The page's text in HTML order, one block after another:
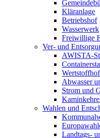
Kläranlage
Betriebshof
Wasserwerk
Freiwillige
Ver- und
AWISTA-
Wertstoffhof
Abwasser
Strom und
Wahlen und
Landtags-